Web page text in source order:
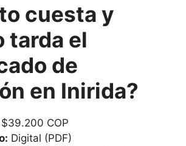
cuesta y
tarda el
de
en Inirida?
$39.200 COP
Digital (PDF)